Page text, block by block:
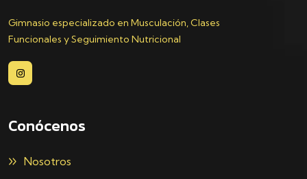
️Gimnasio especializado en Musculación, Clases
Funcionales y Seguimiento Nutricional
Conócenos
Nosotros